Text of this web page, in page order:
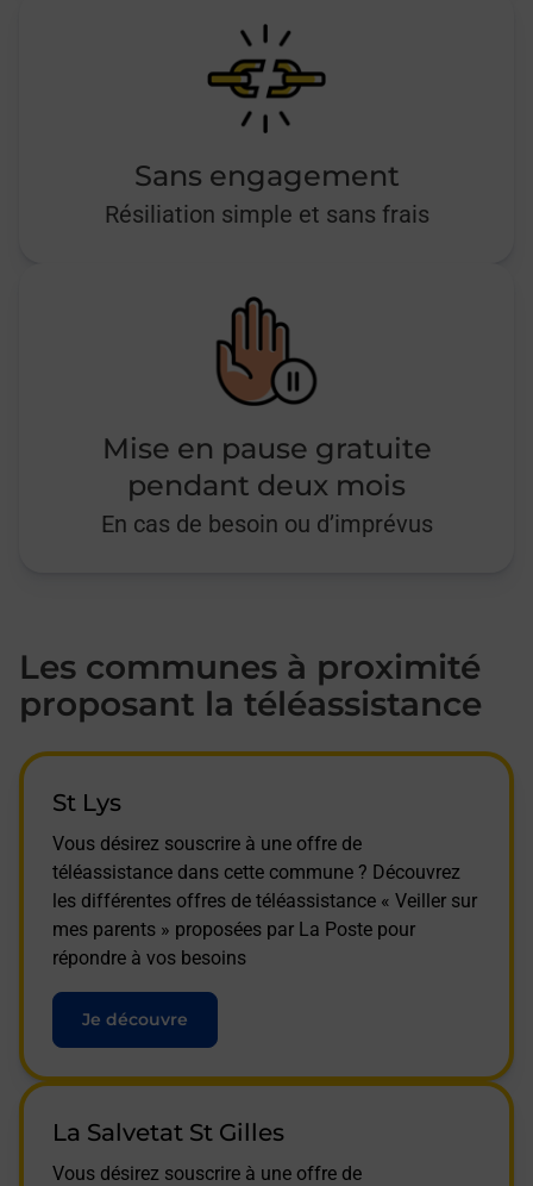
Sans engagement
Résiliation simple et sans frais
Mise en pause gratuite
pendant deux mois
En cas de besoin ou d’imprévus
Les communes à proximité
proposant la téléassistance
St Lys
Vous désirez souscrire à une offre de
téléassistance dans cette commune ? Découvrez
les différentes offres de téléassistance « Veiller sur
mes parents » proposées par La Poste pour
répondre à vos besoins
Je découvre
La Salvetat St Gilles
Vous désirez souscrire à une offre de